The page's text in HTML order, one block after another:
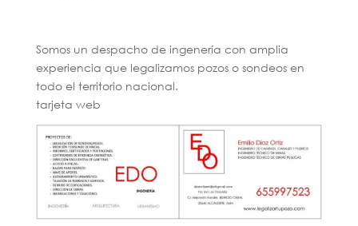
Somos un despacho de ingenería con amplia
experiencia que legalizamos pozos o sondeos en
todo el territorio nacional.
tarjeta web